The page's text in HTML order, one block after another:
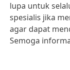
lupa untuk
spesialis jika
agar dapat
Semoga